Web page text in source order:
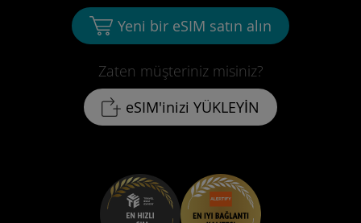
Zaten müşteriniz misiniz?
eSIM'inizi YÜKLEYİN
Yeni bir eSIM satın alın